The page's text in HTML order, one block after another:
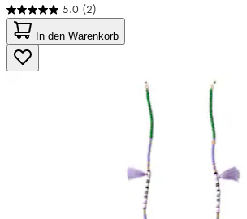
5.0 (2)
5.0
von
5
Sternen.
2
In den Warenkorb